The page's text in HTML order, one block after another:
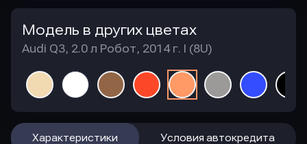
Модель в других цветах
Audi Q3, 2.0 л Робот, 2014 г. I (8U)
Характеристики Условия автокредита